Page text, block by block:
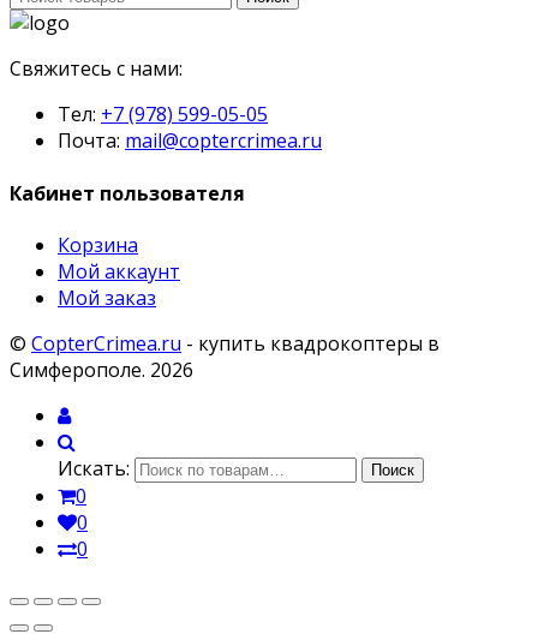
Свяжитесь с нами:
Тел: +7 (978) 599-05-05
Почта: mail@coptercrimea.ru
Кабинет пользователя
Корзина
Мой аккаунт
Мой заказ
© CopterCrimea.ru - купить квадрокоптеры в
Симферополе. 2026
Мой
аккаунт
Искать:
Поиск
0
0
0